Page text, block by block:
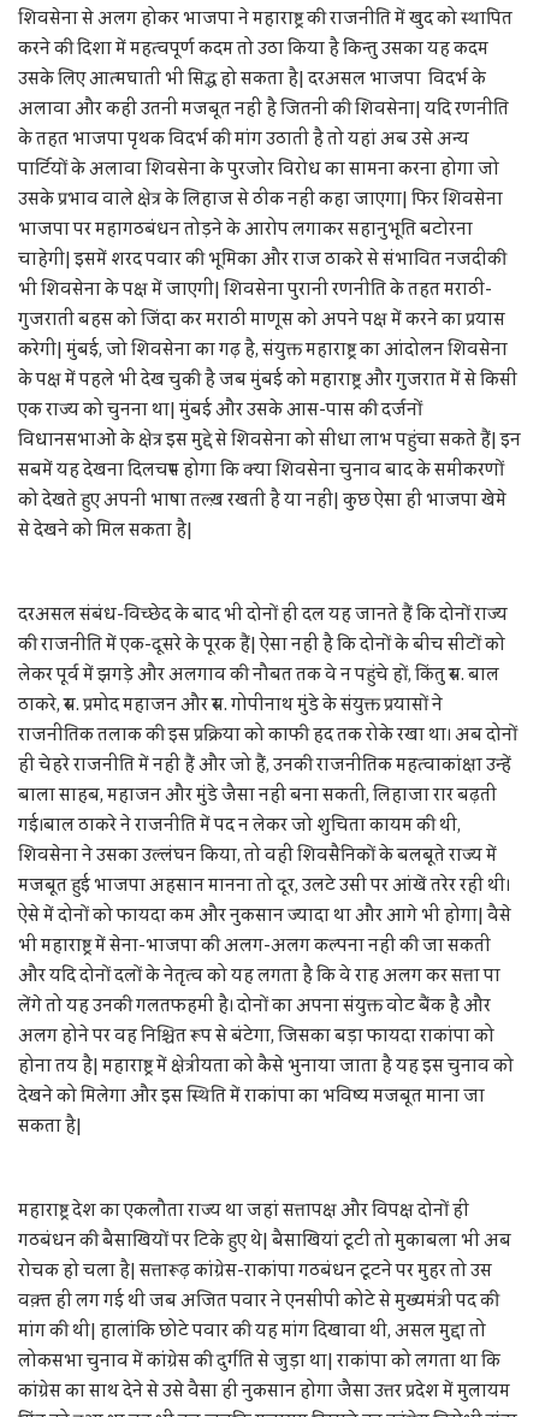
शिवसेना से अलग होकर भाजपा ने महाराष्ट्र की राजनीति में खुद को स्थापित
करने की दिशा में महत्वपूर्ण कदम तो उठा किया है किन्तु उसका यह कदम
उसके लिए आत्मघाती भी सिद्ध हो सकता है| दरअसल भाजपा विदर्भ के
अलावा और कहीं उतनी मजबूत नहीं है जितनी की शिवसेना| यदि रणनीति
के तहत भाजपा पृथक विदर्भ की मांग उठाती है तो यहां अब उसे अन्य
पार्टियों के अलावा शिवसेना के पुरजोर विरोध का सामना करना होगा जो
उसके प्रभाव वाले क्षेत्र के लिहाज से ठीक नहीं कहा जाएगा| फिर शिवसेना
भाजपा पर महागठबंधन तोड़ने के आरोप लगाकर सहानुभूति बटोरना
चाहेगी| इसमें शरद पवार की भूमिका और राज ठाकरे से संभावित नजदीकी
भी शिवसेना के पक्ष में जाएगी| शिवसेना पुरानी रणनीति के तहत मराठी-
गुजराती बहस को जिंदा कर मराठी माणूस को अपने पक्ष में करने का प्रयास
करेगी| मुंबई, जो शिवसेना का गढ़ है, संयुक्त महाराष्ट्र का आंदोलन शिवसेना
के पक्ष में पहले भी देख चुकी है जब मुंबई को महाराष्ट्र और गुजरात में से किसी
एक राज्य को चुनना था| मुंबई और उसके आस-पास की दर्जनों
विधानसभाओं के क्षेत्र इस मुद्दे से शिवसेना को सीधा लाभ पहुंचा सकते हैं| इन
सबमें यह देखना दिलचस्प होगा कि क्या शिवसेना चुनाव बाद के समीकरणों
को देखते हुए अपनी भाषा तल्ख़ रखती है या नहीं| कुछ ऐसा ही भाजपा खेमे
से देखने को मिल सकता है|
दरअसल संबंध-विच्छेद के बाद भी दोनों ही दल यह जानते हैं कि दोनों राज्य
की राजनीति में एक-दूसरे के पूरक हैं| ऐसा नहीं है कि दोनों के बीच सीटों को
लेकर पूर्व में झगड़े और अलगाव की नौबत तक वे न पहुंचे हों, किंतु स्व. बाल
ठाकरे, स्व. प्रमोद महाजन और स्व. गोपीनाथ मुंडे के संयुक्त प्रयासों ने
राजनीतिक तलाक की इस प्रक्रिया को काफी हद तक रोके रखा था। अब दोनों
ही चेहरे राजनीति में नहीं हैं और जो हैं, उनकी राजनीतिक महत्वाकांक्षा उन्हें
बाला साहब, महाजन और मुंडे जैसा नहीं बना सकती, लिहाजा रार बढ़ती
गई।बाल ठाकरे ने राजनीति में पद न लेकर जो शुचिता कायम की थी,
शिवसेना ने उसका उल्लंघन किया, तो वहीं शिवसैनिकों के बलबूते राज्य में
मजबूत हुई भाजपा अहसान मानना तो दूर, उलटे उसी पर आंखें तरेर रही थी।
ऐसे में दोनों को फायदा कम और नुकसान ज्यादा था और आगे भी होगा| वैसे
भी महाराष्ट्र में सेना-भाजपा की अलग-अलग कल्पना नहीं की जा सकती
और यदि दोनों दलों के नेतृत्व को यह लगता है कि वे राह अलग कर सत्ता पा
लेंगे तो यह उनकी गलतफहमी है। दोनों का अपना संयुक्त वोट बैंक है और
अलग होने पर वह निश्चित रूप से बंटेगा, जिसका बड़ा फायदा राकांपा को
होना तय है| महाराष्ट्र में क्षेत्रीयता को कैसे भुनाया जाता है यह इस चुनाव को
देखने को मिलेगा और इस स्थिति में राकांपा का भविष्य मजबूत माना जा
सकता है|
महाराष्ट्र देश का एकलौता राज्य था जहां सत्तापक्ष और विपक्ष दोनों ही
गठबंधन की बैसाखियों पर टिके हुए थे| बैसाखियां टूटीं तो मुकाबला भी अब
रोचक हो चला है| सत्तारूढ़ कांग्रेस-राकांपा गठबंधन टूटने पर मुहर तो उस
वक़्त ही लग गई थी जब अजित पवार ने एनसीपी कोटे से मुख्यमंत्री पद की
मांग की थी| हालांकि छोटे पवार की यह मांग दिखावा थी, असल मुद्दा तो
लोकसभा चुनाव में कांग्रेस की दुर्गति से जुड़ा था| राकांपा को लगता था कि
कांग्रेस का साथ देने से उसे वैसा ही नुकसान होगा जैसा उत्तर प्रदेश में मुलायम